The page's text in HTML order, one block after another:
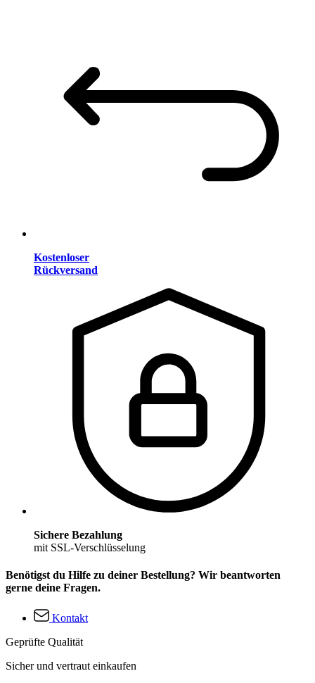
Kostenloser
Rückversand
Sichere Bezahlung
mit SSL-Verschlüsselung
Benötigst du Hilfe zu deiner Bestellung? Wir beantworten
gerne deine Fragen.
Kontakt
Geprüfte Qualität
Sicher und vertraut einkaufen